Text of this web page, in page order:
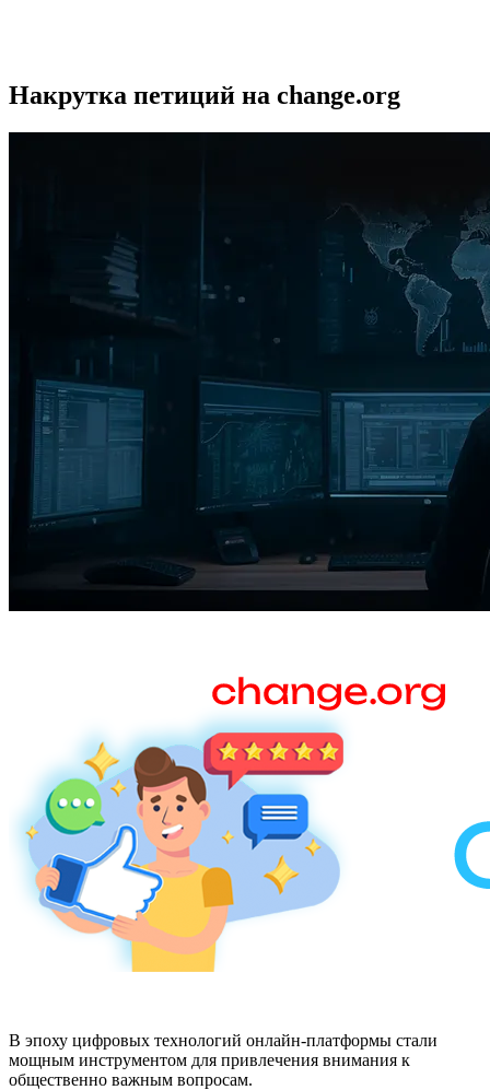
Накрутка петиций на change.org
В эпоху цифровых технологий онлайн-платформы стали
мощным инструментом для привлечения внимания к
общественно важным вопросам.